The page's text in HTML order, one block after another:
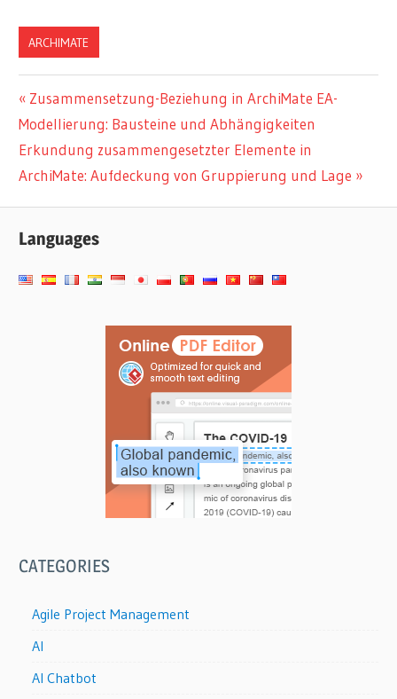
ARCHIMATE
Beitragsnavigation
Vorheriger
Beitrag:
Zusammensetzung-Beziehung in ArchiMate EA-
Modellierung: Bausteine und Abhängigkeiten
Nächster
Beitrag:
Erkundung zusammengesetzter Elemente in
ArchiMate: Aufdeckung von Gruppierung und Lage
Languages
CATEGORIES
Agile Project Management
AI
AI Chatbot